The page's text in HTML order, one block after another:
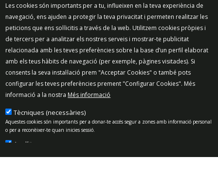
Segueix-nos a:
Mapa del lloc
Política de Privacitat
Política de Xarxes Socials
Política de cookies
Protecció de dades
Avís legal
Contacte
Preguntes freqüents
© 2025 - Ajuntament de Vilassar de Mar
Les cookies són importants per a tu, influeixen en la teva experiència de
navegació, ens ajuden a protegir la teva privacitat i permeten realitzar les
peticions que ens sol·licitis a través de la web. Utilitzem cookies pròpies i
de tercers per a analitzar els nostres serveis i mostrar-te publicitat
relacionada amb les teves preferències sobre la base d’un perfil elaborat
amb els teus hàbits de navegació (per exemple, pàgines visitades). Si
consents la seva instal·lació prem "Acceptar Cookies" o també pots
configurar les teves preferències prement "Configurar Cookies". Més
informació a la nostra Més informació
Tècniques (necessàries)
Aquestes cookies són importants per a donar-te accés segur a zones amb informació personal
o per a reconèixer-te quan inicies sessió.
Analítiques